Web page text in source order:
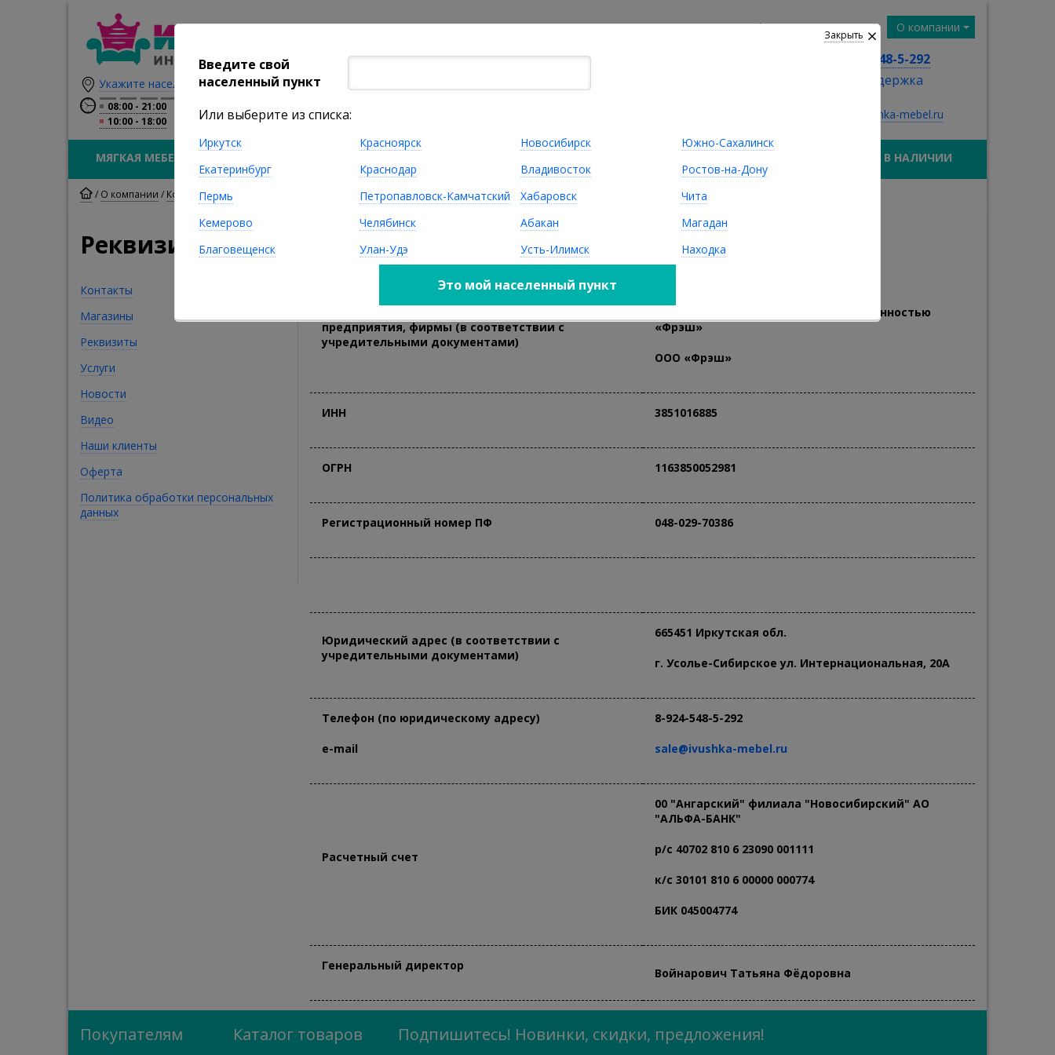
Главная Помощь покупателю Полезная информация О компании
Укажите населенный пункт
08:00
21:00
10:00
18:00
8 (924) 548-5-292
тех. поддержка
sale@ivushka-mebel.ru
МЯГКАЯ МЕБЕЛЬ
МЕБЕЛЬ НА
МЕТАЛЛОКАРКАСЕ
В НАЛИЧИИ
/ О компании / Контакты/Реквизиты Интернет магазина Ивушка
Реквизиты
Контакты
Магазины
Реквизиты
Услуги
Новости
Видео
Наши клиенты
Оферта
Политика обработки персональных
данных
предприятия, фирмы (в соответствии с
учредительными документами)
Общество с ограниченной ответственностью
«Фрэш»
ООО «Фрэш»
ИНН 3851016885
ОГРН 1163850052981
Регистрационный номер ПФ 048-029-70386
Юридический адрес (в соответствии с
учредительными документами)
665451 Иркутская обл.
г. Усолье-Сибирское ул. Интернациональная, 20A
Телефон (по юридическому адресу)
e-mail
8-924-548-5-292
sale@ivushka-mebel.ru
Расчетный счет
00 "Ангарский" филиала "Новосибирский" АО
"АЛЬФА-БАНК"
р/с 40702 810 6 23090 001111
к/с 30101 810 6 00000 000774
БИК 045004774
Генеральный директор
Войнарович Татьяна Фёдоровна
Покупателям Каталог товаров Подпишитесь! Новинки, скидки, предложения!
Закрыть
Введите свой
населенный пункт
Или выберите из списка:
Иркутск Красноярск Новосибирск
Южно-Сахалинск
Екатеринбург
Краснодар Владивосток
Ростов-на-Дону
Пермь
Петропавловск-Камчатский Хабаровск
Чита
Кемерово
Челябинск Абакан
Магадан
Благовещенск
Улан-Удэ Усть-Илимск Находка
Это мой населенный пункт